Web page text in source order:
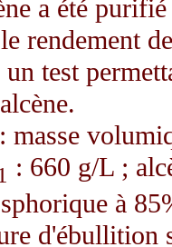
a été
rendement
test
: masse
: 660 g/L ;
à
d'ébullition